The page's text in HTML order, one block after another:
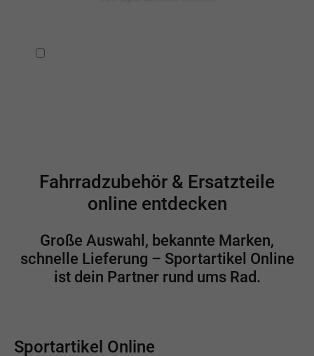
Fahrradzubehör & Ersatzteile
online entdecken
Große Auswahl, bekannte Marken,
schnelle Lieferung – Sportartikel Online
ist dein Partner rund ums Rad.
Sportartikel Online